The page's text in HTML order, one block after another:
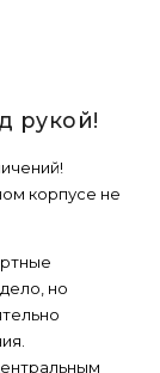
рукой!
корпусе не
но